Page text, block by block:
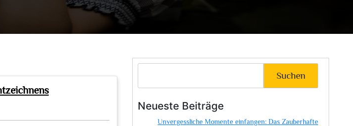
Suchen
Neueste Beiträge
Unvergessliche Momente einfangen: Das Zauberhafte